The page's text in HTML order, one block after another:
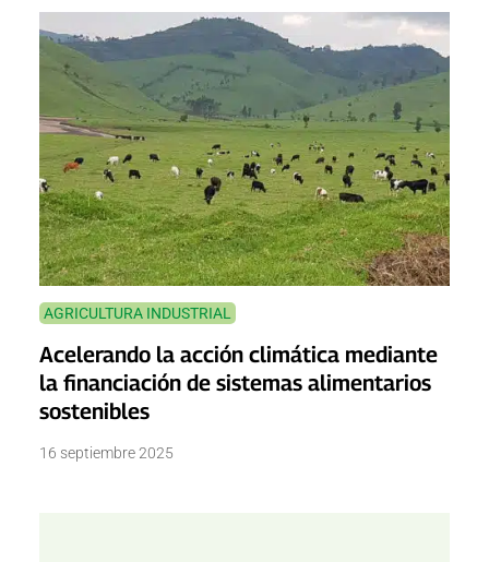
AGRICULTURA INDUSTRIAL
Acelerando la acción climática mediante
la financiación de sistemas alimentarios
sostenibles
16 septiembre 2025